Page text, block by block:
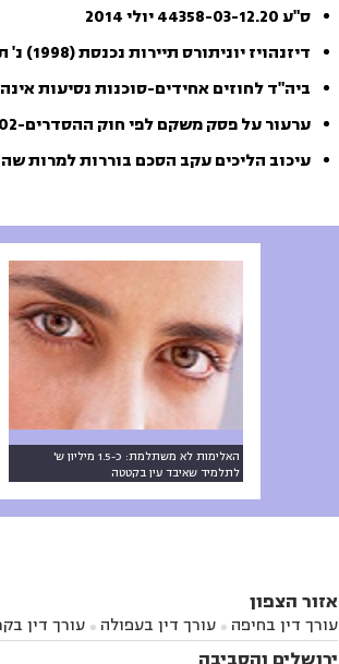
ס"ע 44358-03-12.20 יולי 2014
דיזנהויז יוניתורס תיירות נכנסת (1998) נ' תוחפה עלי ואח'-2977-09
ביה"ד לחוזים אחידים-סוכנות נסיעות אינה
ערעור על פסק משקם לפי חוק ההסדרים-3003-02
עיכוב הליכים עקב הסכם בוררות למרות
האלימות לא משתלמת: כ-1.5 מיליון ש'
לתלמיד שאיבד עין בקטטה
אזור הצפון
עורך דין בחיפה  עורך דין בעפולה 
עורך דין
אתא
עורך דין בנהריה עורך דין בראש פינה ירושלים והסביבה